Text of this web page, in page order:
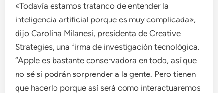
«Todavía estamos tratando de entender la
inteligencia artificial porque es muy complicada»,
dijo Carolina Milanesi, presidenta de Creative
Strategies, una firma de investigación tecnológica.
“Apple es bastante conservadora en todo, así que
no sé si podrán sorprender a la gente. Pero tienen
que hacerlo porque así será como interactuaremos